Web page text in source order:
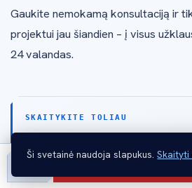
Gaukite nemokamą konsultaciją ir
projektui jau šiandien – į visus
24 valandas.
SKAITYKITE TOLIAU
Svetainės optimizavimas
Ši svetainė naudoja slapukus.Skaityti
Skambinti